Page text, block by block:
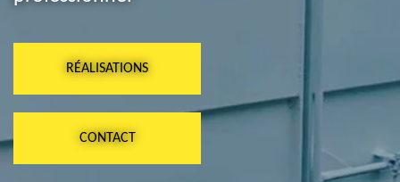
RÉALISATIONS
CONTACT